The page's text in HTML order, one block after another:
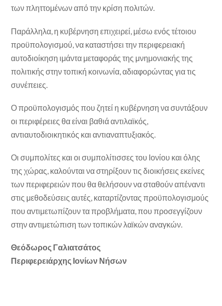
των πληττομένων από την κρίση πολιτών.
Παράλληλα, η κυβέρνηση επιχειρεί, μέσω ενός τέτοιου
προϋπολογισμού, να καταστήσει την περιφερειακή
αυτοδιοίκηση ιμάντα μεταφοράς της μνημονιακής της
πολιτικής στην τοπική κοινωνία, αδιαφορώντας για τις
συνέπειες.
Ο προϋπολογισμός που ζητεί η κυβέρνηση να συντάξουν
οι περιφέρειες θα είναι βαθιά αντιλαϊκός,
αντιαυτοδιοικητικός και αντιαναπτυξιακός.
Οι συμπολίτες και οι συμπολίτισσες του Ιονίου και όλης
της χώρας, καλούνται να στηρίξουν τις διοικήσεις εκείνες
των περιφερειών που θα θελήσουν να σταθούν απέναντι
στις μεθοδεύσεις αυτές, καταρτίζοντας προϋπολογισμούς
που αντιμετωπίζουν τα προβλήματα, που προσεγγίζουν
στην αντιμετώπιση των τοπικών λαϊκών αναγκών.
Θεόδωρος Γαλιατσάτος
Περιφερειάρχης Ιονίων Νήσων